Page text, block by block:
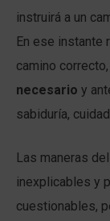
instruirá a un
En ese instante
camino
necesario y
sabiduría,
Las maneras
inexplicables y
cuestionables,